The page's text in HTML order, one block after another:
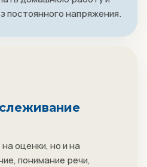
постоянного напряжения.
оценки, но и на
понимание речи,